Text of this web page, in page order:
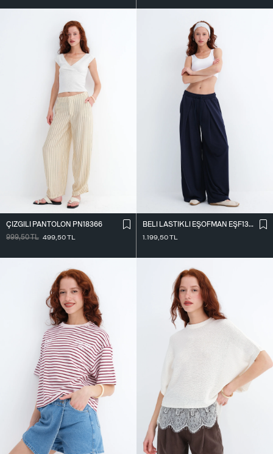
ÇIZGILI PANTOLON PN18366
999,50TL 499,50TL
BELI LASTIKLI EŞOFMAN EŞF13219
1.199,50TL